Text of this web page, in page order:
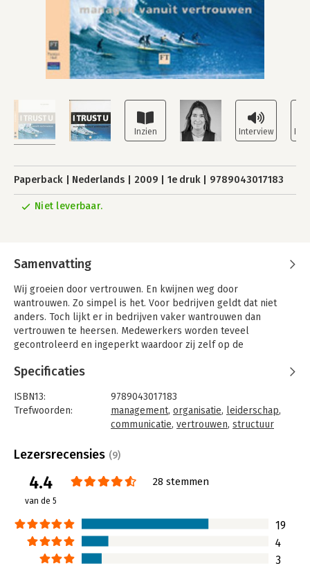
Paperback Nederlands 2009 1e druk 9789043017183
Niet leverbaar.
Samenvatting
Wij groeien door vertrouwen. En kwijnen weg door
wantrouwen. Zo simpel is het. Voor bedrijven geldt dat niet
anders. Toch lijkt er in bedrijven vaker wantrouwen dan
vertrouwen te heersen. Medewerkers worden teveel
gecontroleerd en ingeperkt waardoor zij zelf op de
Dit boek is een hoopvol boek. Het gaat over hoe u vertrouwen
duurzaam kunt bouwen in organisaties. Waardoor het plekken
worden waar mensen graag willen werken en ze boven
zichzelf uit kunnen stijgen. Vertrouwen bouwen is evenwel
Dit boek beargumenteert dat vertrouwen te bouwen is door
een complete 'makeover' te doen op de volgende terreinen:
organisatieopzet, cultuur, leiderschapsstijl en communicatie.
Deze terreinen worden in afzonderlijke hoofdstukken
behandeld. Het boek geeft tevens een stappenplan hoe dit in
een organisatie is in te voeren. Tenslotte wordt ingegaan op
veelgehoorde weerstanden.
Specificaties
ISBN13:
9789043017183
Trefwoorden:
management, organisatie, leiderschap,
communicatie, vertrouwen, structuur
Bindwijze:
paperback
Uitgever:
Pearson Education NL
Verschijningsdatum:
Hoofdrubriek:
Lezersrecensies (9)
4.4
van de 5
28 stemmen
19
4
3